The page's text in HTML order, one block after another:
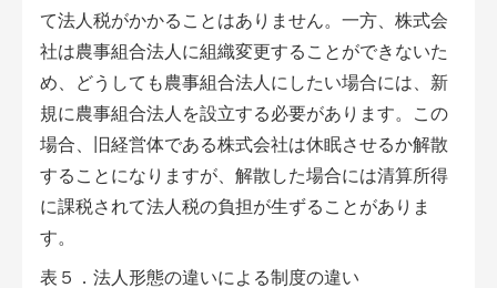
て法人税がかかることはありません。一方、株式会
社は農事組合法人に組織変更することができないた
め、どうしても農事組合法人にしたい場合には、新
規に農事組合法人を設立する必要があります。この
場合、旧経営体である株式会社は休眠させるか解散
することになりますが、解散した場合には清算所得
に課税されて法人税の負担が生ずることがありま
す。
表５．法人形態の違いによる制度の違い